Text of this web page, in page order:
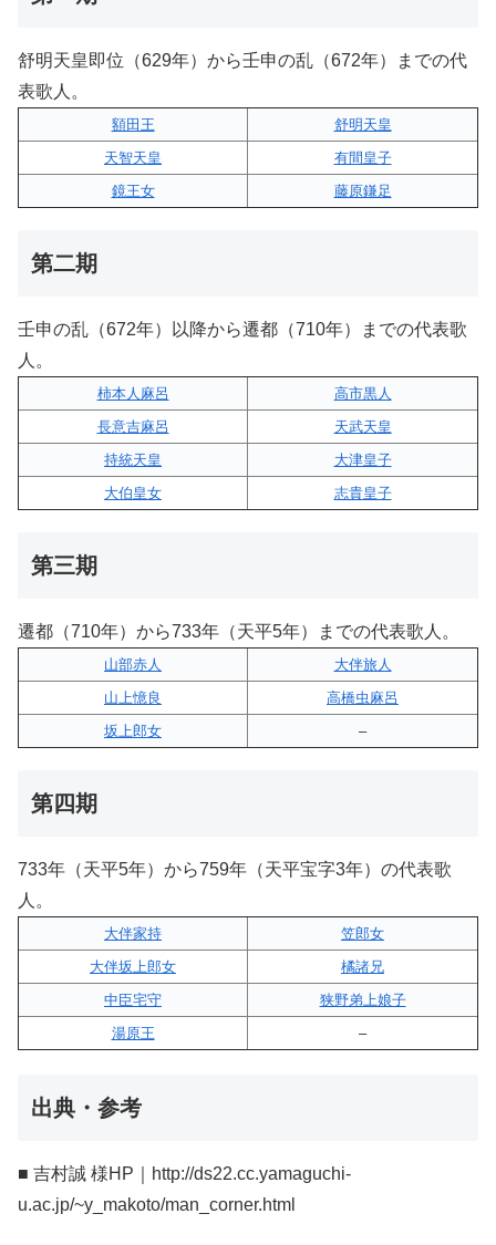
舒明天皇即位（629年）から壬申の乱（672年）までの代
表歌人。
額田王
舒明天皇
天智天皇
有間皇子
鏡王女
藤原鎌足
第二期
壬申の乱（672年）以降から遷都（710年）までの代表歌
人。
柿本人麻呂
高市黒人
長意吉麻呂
天武天皇
持統天皇
大津皇子
大伯皇女
志貴皇子
第三期
遷都（710年）から733年（天平5年）までの代表歌人。
山部赤人
大伴旅人
山上憶良
高橋虫麻呂
坂上郎女
–
第四期
733年（天平5年）から759年（天平宝字3年）の代表歌
人。
大伴家持
笠郎女
大伴坂上郎女
橘諸兄
中臣宅守
狭野弟上娘子
湯原王
–
出典・参考
■ 吉村誠 様HP｜http://ds22.cc.yamaguchi-
u.ac.jp/~y_makoto/man_corner.html